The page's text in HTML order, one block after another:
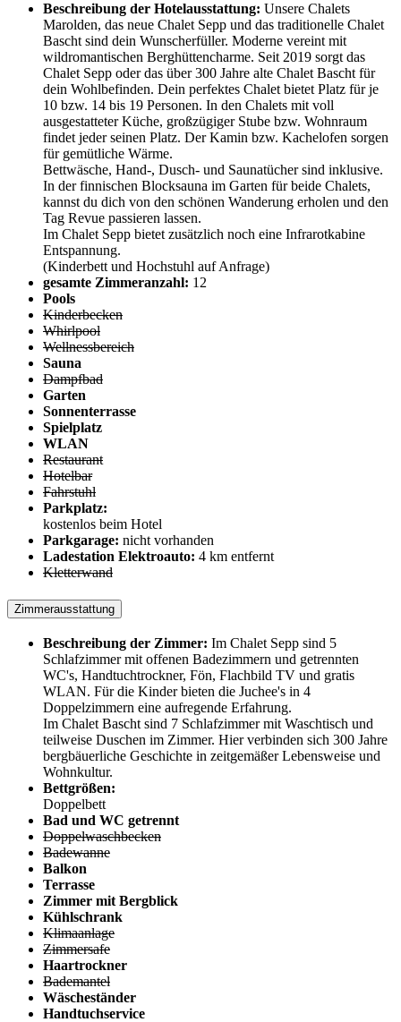
Beschreibung der Hotelausstattung: Unsere Chalets
Marolden, das neue Chalet Sepp und das traditionelle Chalet
Bascht sind dein Wunscherfüller. Moderne vereint mit
wildromantischen Berghüttencharme. Seit 2019 sorgt das
Chalet Sepp oder das über 300 Jahre alte Chalet Bascht für
dein Wohlbefinden. Dein perfektes Chalet bietet Platz für je
10 bzw. 14 bis 19 Personen. In den Chalets mit voll
ausgestatteter Küche, großzügiger Stube bzw. Wohnraum
findet jeder seinen Platz. Der Kamin bzw. Kachelofen sorgen
für gemütliche Wärme.
Bettwäsche, Hand-, Dusch- und Saunatücher sind inklusive.
In der finnischen Blocksauna im Garten für beide Chalets,
kannst du dich von den schönen Wanderung erholen und den
Tag Revue passieren lassen.
Im Chalet Sepp bietet zusätzlich noch eine Infrarotkabine
Entspannung.
(Kinderbett und Hochstuhl auf Anfrage)
gesamte Zimmeranzahl: 12
Pools
Kinderbecken
Whirlpool
Wellnessbereich
Sauna
Dampfbad
Garten
Sonnenterrasse
Spielplatz
WLAN
Restaurant
Hotelbar
Fahrstuhl
Parkplatz:
kostenlos beim Hotel
Parkgarage: nicht vorhanden
Ladestation Elektroauto: 4 km entfernt
Kletterwand
Zimmerausstattung
Beschreibung der Zimmer: Im Chalet Sepp sind 5
Schlafzimmer mit offenen Badezimmern und getrennten
WC's, Handtuchtrockner, Fön, Flachbild TV und gratis
WLAN. Für die Kinder bieten die Juchee's in 4
Doppelzimmern eine aufregende Erfahrung.
Im Chalet Bascht sind 7 Schlafzimmer mit Waschtisch und
teilweise Duschen im Zimmer. Hier verbinden sich 300 Jahre
bergbäuerliche Geschichte in zeitgemäßer Lebensweise und
Wohnkultur.
Bettgrößen:
Doppelbett
Bad und WC getrennt
Doppelwaschbecken
Badewanne
Balkon
Terrasse
Zimmer mit Bergblick
Kühlschrank
Klimaanlage
Zimmersafe
Haartrockner
Bademantel
Wäscheständer
Handtuchservice